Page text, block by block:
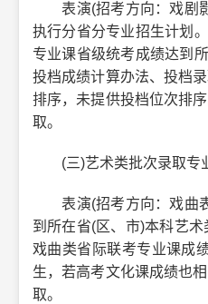
表演(招考方向：戏剧影
执行分省分专业招生计划
专业课省级统考成绩达到
投档成绩计算办法、投档
排序，未提供投档位次排
取。
(三)艺术类批次录取专
表演(招考方向：戏曲表
到所在省(区、市)本科艺
戏曲类省际联考专业课成
生，若高考文化课成绩也
取。